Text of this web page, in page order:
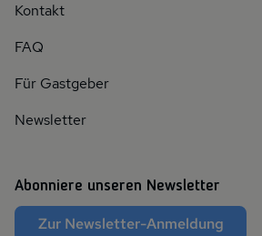
Kontakt
FAQ
Für Gastgeber
Newsletter
Abonniere unseren Newsletter
Zur Newsletter-Anmeldung